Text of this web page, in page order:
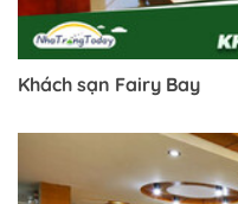
Khách sạn Fairy Bay